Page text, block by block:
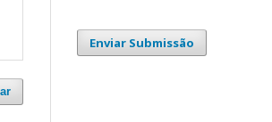
Enviar Submissão